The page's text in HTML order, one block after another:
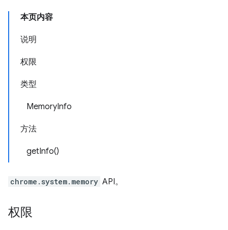
本页内容
说明
权限
类型
MemoryInfo
方法
getInfo()
chrome.system.memory API。
权限